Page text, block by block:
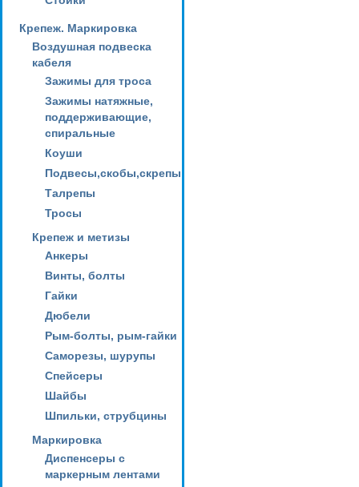
Крепеж. Маркировка
Воздушная подвеска
кабеля
Зажимы для троса
Зажимы натяжные,
поддерживающие,
спиральные
Коуши
Подвесы,скобы,скрепы
Талрепы
Тросы
Крепеж и метизы
Анкеры
Винты, болты
Гайки
Дюбели
Рым-болты, рым-гайки
Саморезы, шурупы
Спейсеры
Шайбы
Шпильки, струбцины
Маркировка
Диспенсеры с
маркерным лентами